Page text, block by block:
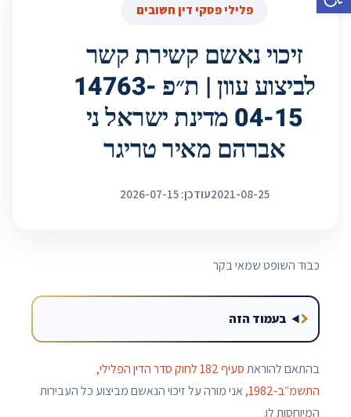
פלילי פסקי דין חשובים
זיכוי נאשם קשירת קשר
לביצוע עוון | ת״פ 14763-
04-15 מדינת ישראל ני
אברהם מאיר טריגר
2021-08-25עודכן: 2026-07-15
כבוד השופט שמאי בקר
בעמוד הזה
בהתאם להוראת
סעיף 182 לחוק סדר הדין הפלילי,
התשמ״ב-1982,
אני מורה על זיכוי הנאשם מביצוע כל העבירות
המיוחסות לו.